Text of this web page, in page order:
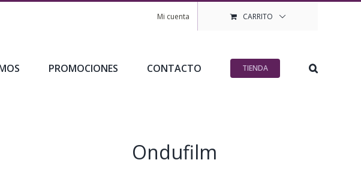
Mi cuenta CARRITO
PROMOCIONES CONTACTO TIENDA
Ondufilm